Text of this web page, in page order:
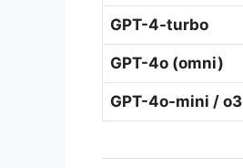
GPT-4-turbo
GPT-4o (omni)
GPT-4o-mini / o3